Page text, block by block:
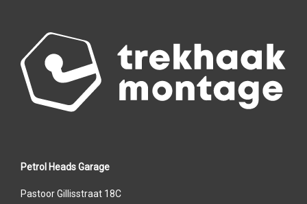
Petrol Heads Garage
Pastoor Gillisstraat 18C